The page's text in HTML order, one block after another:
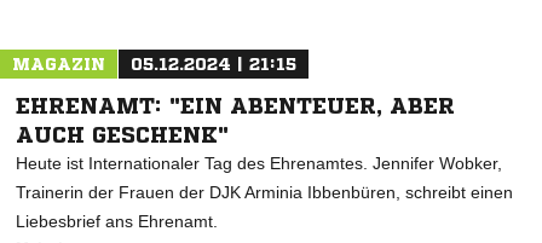
MAGAZIN 05.12.2024 | 21:15
EHRENAMT: "EIN ABENTEUER, ABER
AUCH GESCHENK"
Heute ist Internationaler Tag des Ehrenamtes. Jennifer Wobker,
Trainerin der Frauen der DJK Arminia Ibbenbüren, schreibt einen
Liebesbrief ans Ehrenamt.